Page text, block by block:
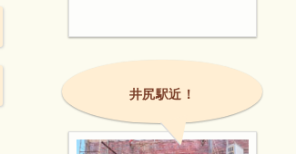
井尻駅近！